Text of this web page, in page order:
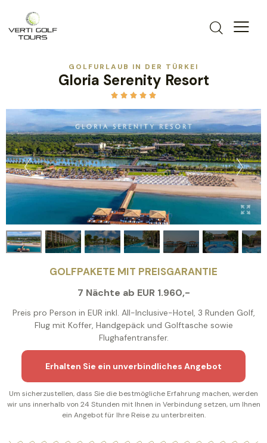
GOLFURLAUB IN DER TÜRKEI
Gloria Serenity Resort
    
GOLFPAKETE MIT PREISGARANTIE
7 Nächte ab EUR 1.960,-
Preis pro Person in EUR inkl. All-Inclusive-Hotel, 3 Runden Golf,
Flug mit Koffer, Handgepäck und Golftasche sowie
Flughafentransfer.
Erhalten Sie ein unverbindliches Angebot
Um sicherzustellen, dass Sie die bestmögliche Erfahrung machen, werden
wir uns innerhalb von 24 Stunden mit Ihnen in Verbindung setzen, um Ihnen
ein Angebot für Ihre Reise zu unterbreiten.